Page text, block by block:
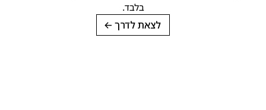
בלבד.
לצאת לדרך→